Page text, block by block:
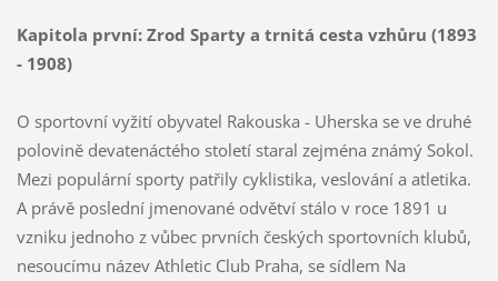
Kapitola první: Zrod Sparty a trnitá cesta vzhůru (1893
- 1908)
O sportovní vyžití obyvatel Rakouska - Uherska se ve druhé
polovině devatenáctého století staral zejména známý Sokol.
Mezi populární sporty patřily cyklistika, veslování a atletika.
A právě poslední jmenované odvětví stálo v roce 1891 u
vzniku jednoho z vůbec prvních českých sportovních klubů,
nesoucímu název Athletic Club Praha, se sídlem Na